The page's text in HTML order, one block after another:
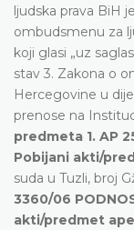
ljudska prava BiH
ombudsmenu za
koji glasi „uz
stav 3. Zakona o
Hercegovine u
prenose na
predmeta 1. AP
Pobijani akti/
suda u Tuzli, broj
3360/06
akti/predmet